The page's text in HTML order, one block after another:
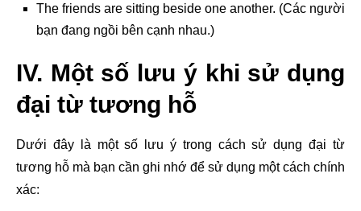
The friends are sitting beside one another. (Các người
bạn đang ngồi bên cạnh nhau.)
IV. Một số lưu ý khi sử dụng
đại từ tương hỗ
Dưới đây là một số lưu ý trong cách sử dụng đại từ
tương hỗ mà bạn cần ghi nhớ để sử dụng một cách chính
xác: